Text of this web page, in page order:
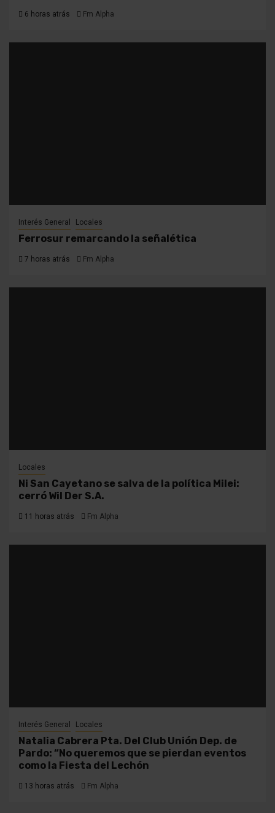
6 horas atrás Fm Alpha
Interés General Locales
Ferrosur remarcando la señalética
7 horas atrás Fm Alpha
Locales
Ni San Cayetano se salva de la política Milei:
cerró Wil Der S.A.
11 horas atrás Fm Alpha
Interés General Locales
Natalia Cabrera Pta. Del Club Unión Dep. de
Pardo: “No queremos que se pierdan eventos
como la Fiesta del Lechón
13 horas atrás Fm Alpha